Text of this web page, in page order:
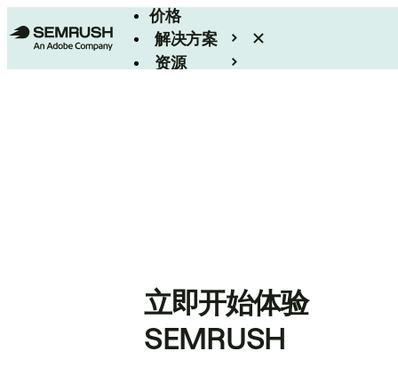
价格
解决方案
资源
立即开始体验
SEMRUSH